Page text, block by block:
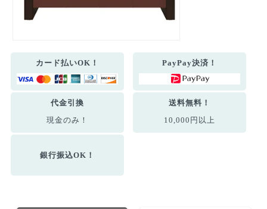
カード払いOK！ PayPay決済！
代金引換
現金のみ！
送料無料！
10,000円以上
銀行振込OK！